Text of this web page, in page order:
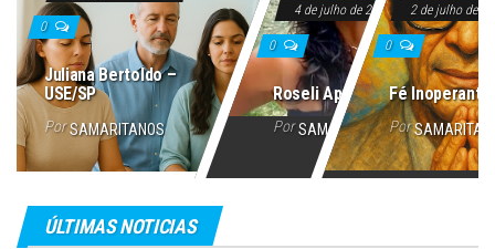
0
Juliana Bertoldo –
USE/SP
Por SAMARITANOS
4 de julho de 2025
0
Roseli Aparecida
Por SAMARITANOS
2 de julho de
0
Fé Inoperante
Por
ÚLTIMAS NOTICIAS